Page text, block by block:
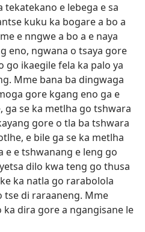
tekatekano e lebega e sa
kuku ka bogare a bo a
e nngwe a bo a e naya
eno, ngwana o tsaya gore
go ikaegile fela ka palo ya
Mme bana ba dingwaga
gore kgang eno ga e
ga se ka metlha go tshwara
gore o tla ba tshwara
e bile ga se ka metlha
e e tshwanang e leng go
dilo kwa teng go thusa
ka natla go rarabolola
tse di raraaneng. Mme
ka dira gore a ngangisane le